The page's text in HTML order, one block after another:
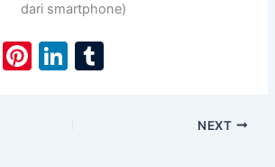
dari smartphone)
Bl Pi Li
NEXT